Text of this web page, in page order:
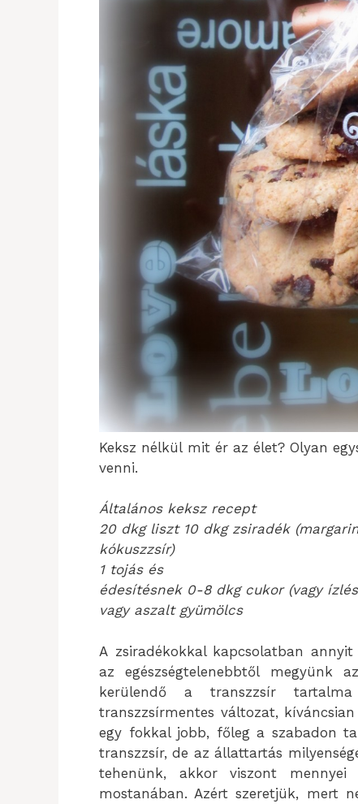
Keksz nélkül mit ér az élet? Olyan
venni.
Általános keksz recept
20 dkg liszt 10 dkg zsiradék
kókuszzsír)
1 tojás és
édesítésnek 0-8 dkg cukor (vagy
vagy aszalt gyümölcs
A zsiradékokkal kapcsolatban
az egészségtelenebbtől megyünk
kerülendő a transzzsír
transzzsírmentes változat,
egy fokkal jobb, főleg a szabadon
transzzsír, de az állattartás
tehenünk, akkor viszont
mostanában. Azért szeretjük, mert